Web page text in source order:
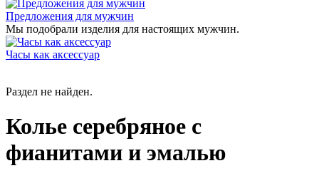
Предложения для мужчин
Мы подобрали изделия для настоящих мужчин.
Часы как аксессуар
Раздел не найден.
Колье серебряное с
фианитами и эмалью